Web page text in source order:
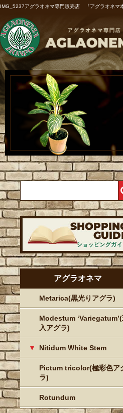
IMG_5237アグラオネマ専門販売店 『アグラオネマ
アグラオネマ
Metarica(黒光りアグラ)
Modestum
入アグラ)
Nitidum White Stem
Pictum tricolor(極彩色ア
ラ)
Rotundum